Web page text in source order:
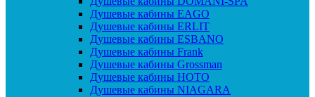
Душевые кабины EAGO
Душевые кабины ERLIT
Душевые кабины ESBANO
Душевые кабины Frank
Душевые кабины Grossman
Душевые кабины HOTO
Душевые кабины NIAGARA